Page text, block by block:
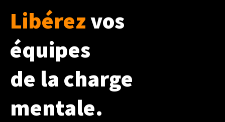
Libérezvos
équipes
de la charge
mentale.